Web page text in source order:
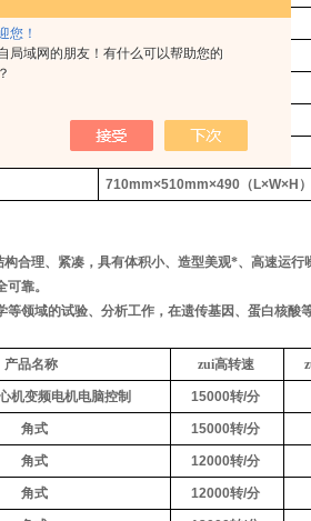
您！
局域网的朋友！有什么可以帮助您的
50ml×6（12000rpm
＜70dB
220V 50Hz 400W
710mm×510mm×490 （ L×W×H ）
合理、紧凑，具有体积小、造型美观*、高速运
靠。
领域的试验、分析工作，在遗传基因、蛋白核酸
产品名称 zui高转速
机变频电机电脑控制 15000转/分
角式 15000转/分
角式 12000转/分
角式 12000转/分